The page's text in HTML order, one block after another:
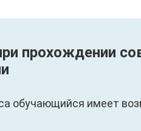
прохождении
обучающийся имеет